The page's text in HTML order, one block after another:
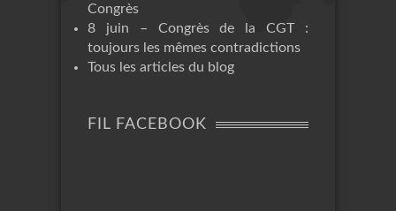
Congrès
8 juin – Congrès de la CGT :
toujours les mêmes contradictions
Tous les articles du blog
FIL FACEBOOK